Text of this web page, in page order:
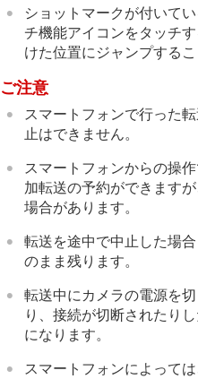
ショットマークが付いて
チ機能アイコンをタッチ
けた位置にジャンプするこ
ご注意
スマートフォンで行った
止はできません。
スマートフォンからの操
加転送の予約ができます
場合があります。
転送を途中で中止した場
のまま残ります。
転送中にカメラの電源を
り、接続が切断されたり
になります。
スマートフォンによって